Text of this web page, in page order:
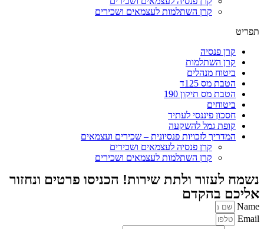
קרן השתלמות לעצמאים ושכירים
תפריט
קרן פנסיה
קרן השתלמות
ביטוח מנהלים
הטבת מס 125ד
הטבת מס תיקון 190
ביטוחים
חסכון פיננסי לעתיד
קופת גמל להשקעה
המדריך לזכויות פנסיונית – שכירים ועצמאים
קרן פנסיה לעצמאים ושכירים
קרן השתלמות לעצמאים ושכירים
נשמח לעזור ולתת שירות! הכניסו פרטים ונחזור
אליכם בהקדם
Name
Email